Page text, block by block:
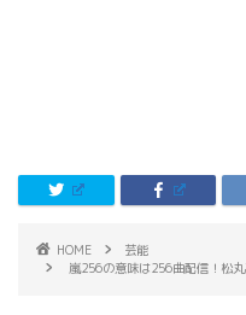
HOME
芸能
嵐256の意味は256曲配信！松